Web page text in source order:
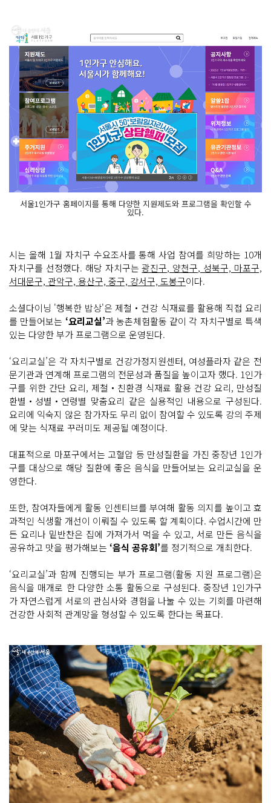
서울1인가구 홈페이지를 통해 다양한 지원제도와 프로그램을 확인할 수
있다.
시는 올해 1월 자치구 수요조사를 통해 사업 참여를 희망하는 10개
자치구를 선정했다. 해당 자치구는광진구, 양천구, 성북구, 마포구,
서대문구, 관악구, 용산구, 중구, 강서구, 도봉구이다.
소셜다이닝 '행복한 밥상'은 제철‧건강 식재료를 활용해 직접 요리
를 만들어보는 ‘요리교실’과 농촌체험활동 같이 각 자치구별로 특색
있는 다양한 부가 프로그램으로 운영된다.
‘요리교실’은 각 자치구별로 건강가정지원센터, 여성플라자 같은 전
문기관과 연계해 프로그램의 전문성과 품질을 높이고자 했다. 1인가
구를 위한 간단 요리, 제철‧친환경 식재료 활용 건강 요리, 만성질
환별‧성별‧연령별 맞춤요리 같은 실용적인 내용으로 구성된다.
요리에 익숙지 않은 참가자도 무리 없이 참여할 수 있도록 강의 주제
에 맞는 식재료 꾸러미도 제공될 예정이다.
대표적으로 마포구에서는 고혈압 등 만성질환을 가진 중장년 1인가
구를 대상으로 해당 질환에 좋은 음식을 만들어보는 요리교실을 운
영한다.
또한, 참여자들에게 활동 인센티브를 부여해 활동 의지를 높이고 효
과적인 식생활 개선이 이뤄질 수 있도록 할 계획이다. 수업시간에 만
든 요리나 밑반찬은 집에 가져가서 먹을 수 있고, 서로 만든 음식을
공유하고 맛을 평가해보는 ‘음식 공유회’를 정기적으로 개최한다.
‘요리교실’과 함께 진행되는 부가 프로그램(활동 지원 프로그램)은
음식을 매개로 한 다양한 소통 활동으로 구성된다. 중장년 1인가구
가 자연스럽게 서로의 관심사와 경험을 나눌 수 있는 기회를 마련해
건강한 사회적 관계망을 형성할 수 있도록 한다는 목표다.